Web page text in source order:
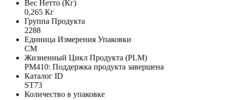
Вес Нетто (Кг)
0,265 Кг
Группа Продукта
2288
Единица Измерения Упаковки
CM
Жизненный Цикл Продукта (PLM)
PM410: Поддержка продукта завершена
Каталог ID
ST73
Количество в упаковке